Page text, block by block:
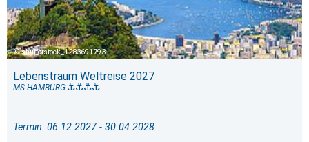
shutterstock_1283691793
Lebenstraum Weltreise 2027
MS HAMBURG
Termin: 06.12.2027 - 30.04.2028